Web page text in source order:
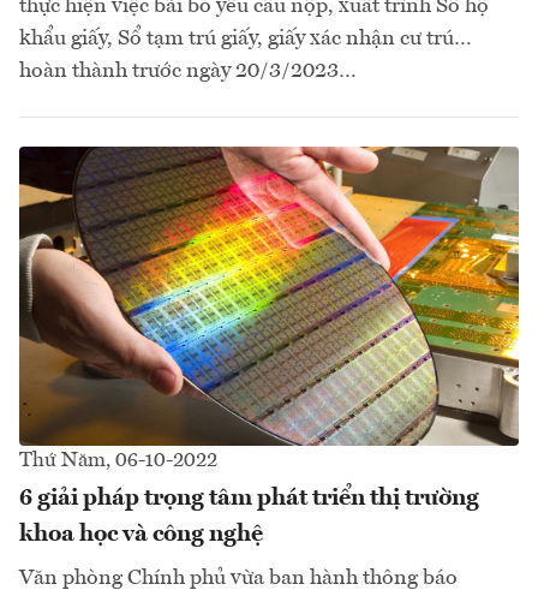
thực hiện việc bãi bỏ yêu cầu nộp, xuất trình Sổ hộ
khẩu giấy, Sổ tạm trú giấy, giấy xác nhận cư trú…
hoàn thành trước ngày 20/3/2023…
Thứ Năm, 06-10-2022
6 giải pháp trọng tâm phát triển thị trường
khoa học và công nghệ
Văn phòng Chính phủ vừa ban hành thông báo